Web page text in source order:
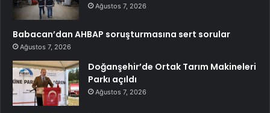
Ağustos 7, 2026
Babacan’dan AHBAP soruşturmasına sert sorular
Ağustos 7, 2026
Doğanşehir’de Ortak Tarım Makineleri
Parkı açıldı
Ağustos 7, 2026